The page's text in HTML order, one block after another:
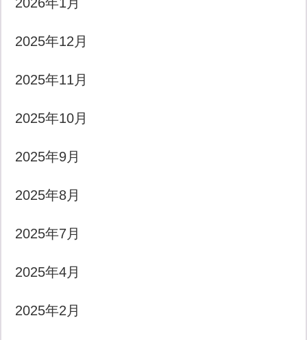
2025年12月
2025年11月
2025年10月
2025年9月
2025年8月
2025年7月
2025年4月
2025年2月